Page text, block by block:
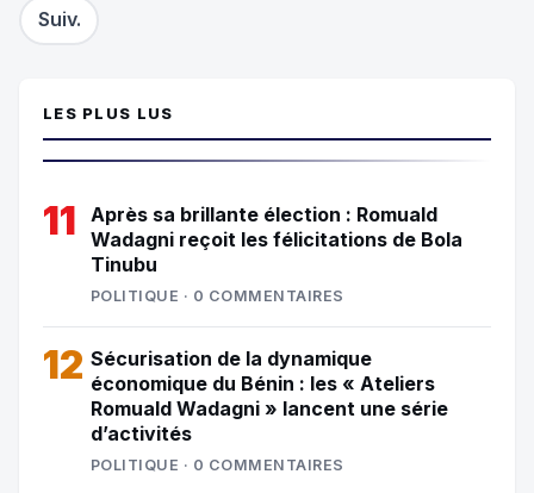
Suiv.
LES PLUS LUS
11
Après sa brillante élection : Romuald
Wadagni reçoit les félicitations de Bola
Tinubu
POLITIQUE · 0 COMMENTAIRES
12 Sécurisation de la dynamique
économique du Bénin : les « Ateliers
Romuald Wadagni » lancent une série
d’activités
POLITIQUE · 0 COMMENTAIRES